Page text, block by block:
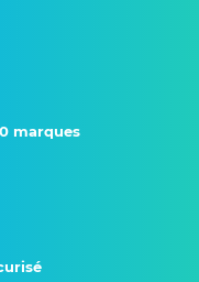
marques